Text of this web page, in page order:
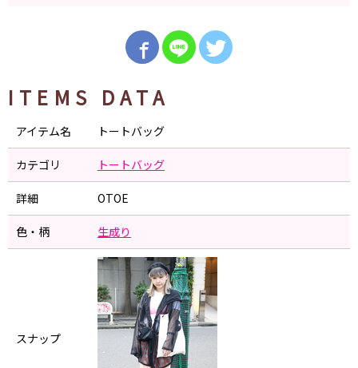
ITEMS DATA
アイテム名 トートバッグ
カテゴリ トートバッグ
詳細 OTOE
色・柄 生成り
スナップ